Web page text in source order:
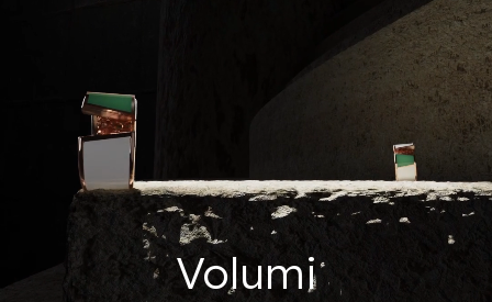
Volumi